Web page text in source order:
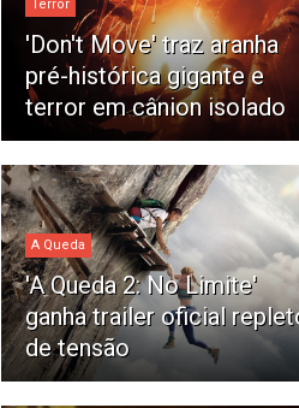
Terror
'Don't Move' traz aranha
pré-histórica gigante e
terror em cânion isolado
A Queda
'A Queda 2: No Limite'
ganha trailer oficial
de tensão